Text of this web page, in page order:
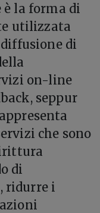
la forma di
utilizzata
di
on-line
seppur
che sono
di
ridurre i